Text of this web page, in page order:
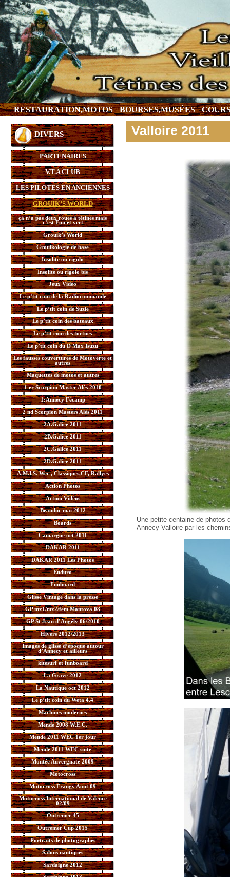
RESTAURATION,MOTOS BOURSES,MUSÉES
DIVERS
PARTENAIRES
V.T.A CLUB
LES PILOTES EN ANCIENNES
GROUIK’S WORLD
çà n’a pas deux roues à tétines mais
c’est Fun et vert
Grouik’s World
Grouikologie de base
Insolite ou rigolo
Insolite ou rigolo bis
Jeux Vidéo
Le p’tit coin de la Radiocommande
Le p’tit coin de Suzie
Le p’tit coin des bateaux
Le p’tit coin des tortues
Le p’tit coin du D Max Isuzu
Les fausses couvertures de Motoverte et
autres
Maquettes de motos et autres
1 er Scorpion Master Alès 2010
1:Annecy Fécamp
2 nd Scorpion Masters Alès 2011
2A.Galice 2011
2B.Galice 2011
2C.Galice 2011
2D.Galice 2011
A.M.I.S. Wec , Classiques,CF, Rallyes
Action Photos
Action Vidéos
Beauduc mai 2012
Boards
Camargue oct 2011
DAKAR 2011
DAKAR 2011 Les Photos
Enduro
Funboard
Glisse Vintage dans la presse
GP mx1/mx2/fem Mantova 08
GP St Jean d’Angély 06/2010
Hivers 2012/2013
Images de glisse d’époque autour
d’Annecy et ailleurs
kitesurf et funboard
La Grave 2012
La Nautique oct 2012
Le p’tit coin du Weta 4.4
Machines modernes
Mende 2008 W.E.C.
Mende 2011 WEC 1er jour
Mende 2011 WEC suite
Montée Auvergnate 2009
Motocross
Motocross Frangy Aout 09
Motocross International de Valence
02/09
Outremer 45
Outremer Cup 2015
Portraits de photographes
Salons nautiques
Sardaigne 2012
Valloire 2011
Une petite centaine de photos
Annecy Valloire par les